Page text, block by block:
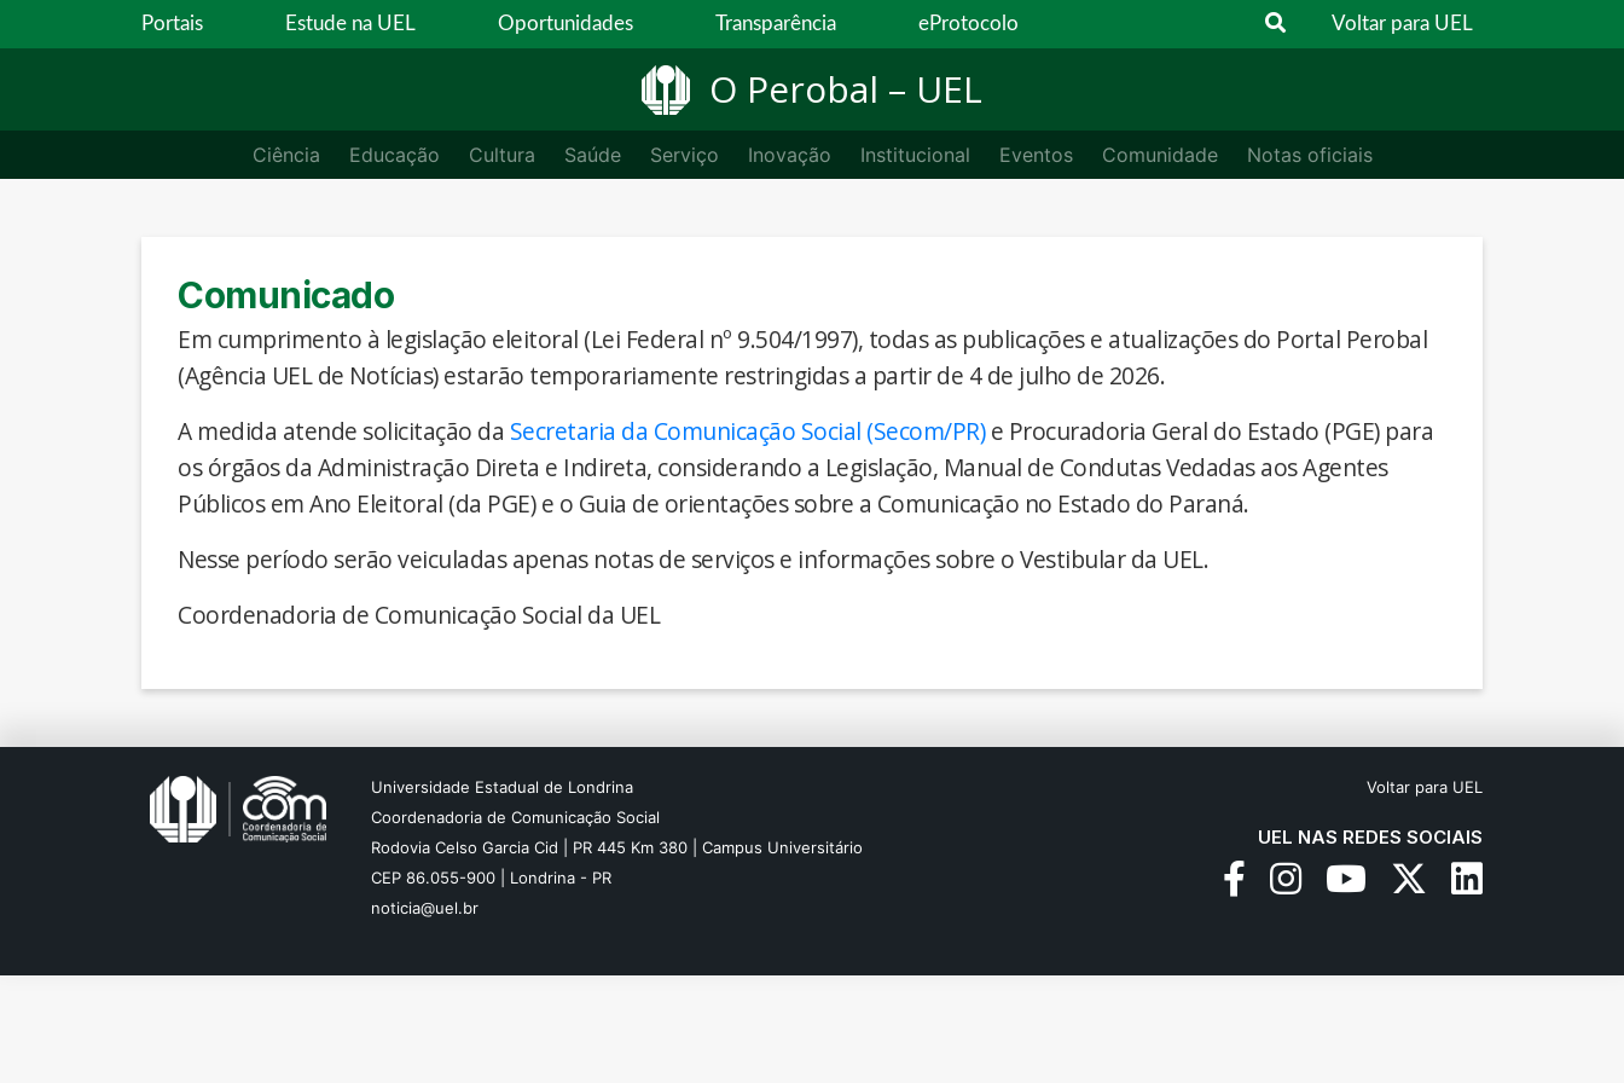
Portais Estude na UEL Oportunidades Transparência eProtocolo Voltar para UEL
O Perobal – UEL
Ciência Educação Cultura Saúde Serviço Inovação Institucional Eventos Comunidade Notas oficiais
Comunicado
Em cumprimento à legislação eleitoral (Lei Federal nº 9.504/1997), todas as publicações e atualizações do Portal Perobal
(Agência UEL de Notícias) estarão temporariamente restringidas a partir de 4 de julho de 2026.
A medida atende solicitação da Secretaria da Comunicação Social (Secom/PR)e Procuradoria Geral do Estado (PGE) para
os órgãos da Administração Direta e Indireta, considerando a Legislação, Manual de Condutas Vedadas aos Agentes
Públicos em Ano Eleitoral (da PGE) e o Guia de orientações sobre a Comunicação no Estado do Paraná.
Nesse período serão veiculadas apenas notas de serviços e informações sobre o Vestibular da UEL.
Coordenadoria de Comunicação Social da UEL
Universidade Estadual de Londrina
Coordenadoria de Comunicação Social
Rodovia Celso Garcia Cid | PR 445 Km 380 | Campus Universitário
CEP 86.055-900 | Londrina - PR
noticia@uel.br
Voltar para UEL
UEL NAS REDES SOCIAIS